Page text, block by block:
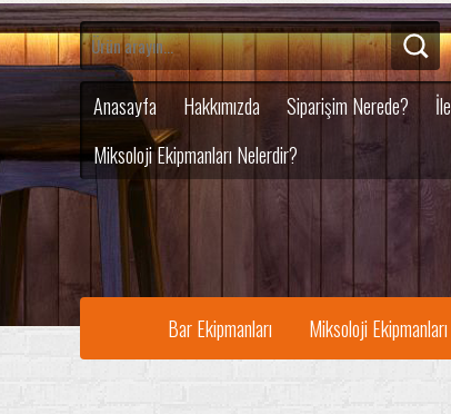
Anasayfa Hakkımızda Siparişim Nerede?
Miksoloji Ekipmanları Nelerdir?
Bar Ekipmanları Miksoloji Ekipmanları